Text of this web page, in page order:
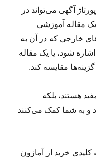
آگهی می‌تواند در
مقاله آموزشی
خارجی که در آن به
شود، یا یک مقاله
مقایسه کند.
هستند، بلکه
و به شما کمک می‌کنند
کلیدی خرید از آمازون